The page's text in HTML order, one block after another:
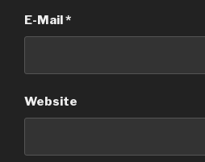
E-Mail*
Website